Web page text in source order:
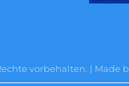
vorbehalten. ǀ Made